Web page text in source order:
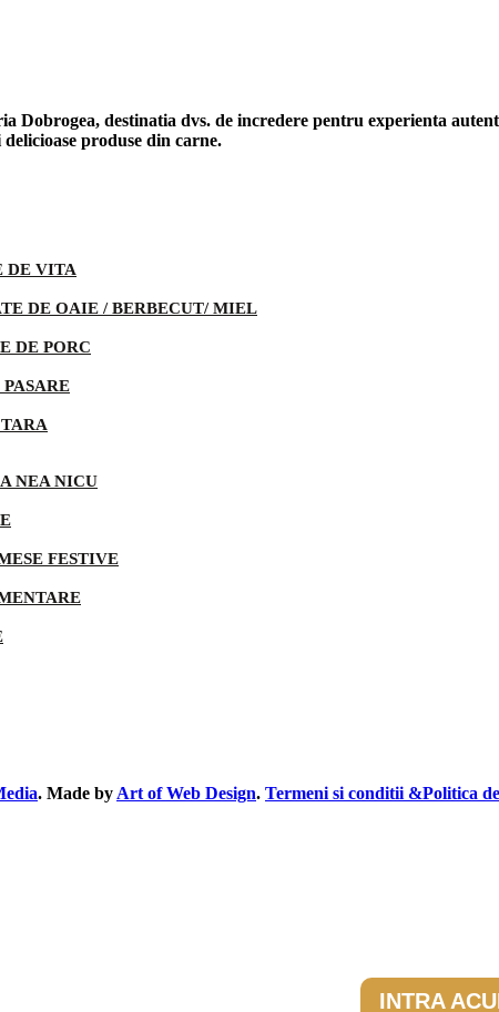
Dobrogea, destinatia dvs. de incredere pentru experienta
produse din carne.
DE VITA
DE OAIE / BERBECUT/ MIEL
DE PORC
NEA NICU
FESTIVE
. Made by Art of Web Design. Termeni si conditii &Politica
INTRA